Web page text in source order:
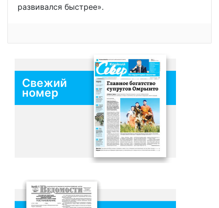
развивался быстрее».
Свежий
номер